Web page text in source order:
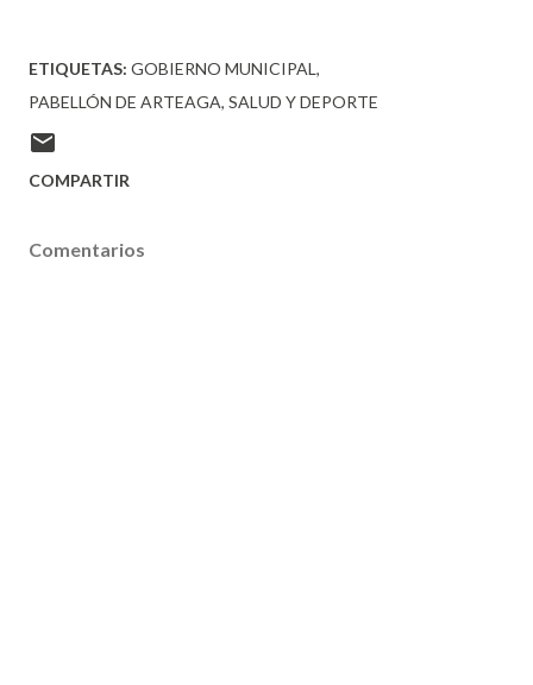
ETIQUETAS: GOBIERNO MUNICIPAL
PABELLÓN DE ARTEAGA SALUD Y DEPORTE
COMPARTIR
Comentarios